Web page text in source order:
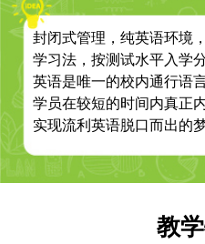
封闭式管理，纯英语环境
学习法，按测试水平入学
英语是唯一的校内通行语
学员在较短的时间内真正
实现流利英语脱口而出的梦
教